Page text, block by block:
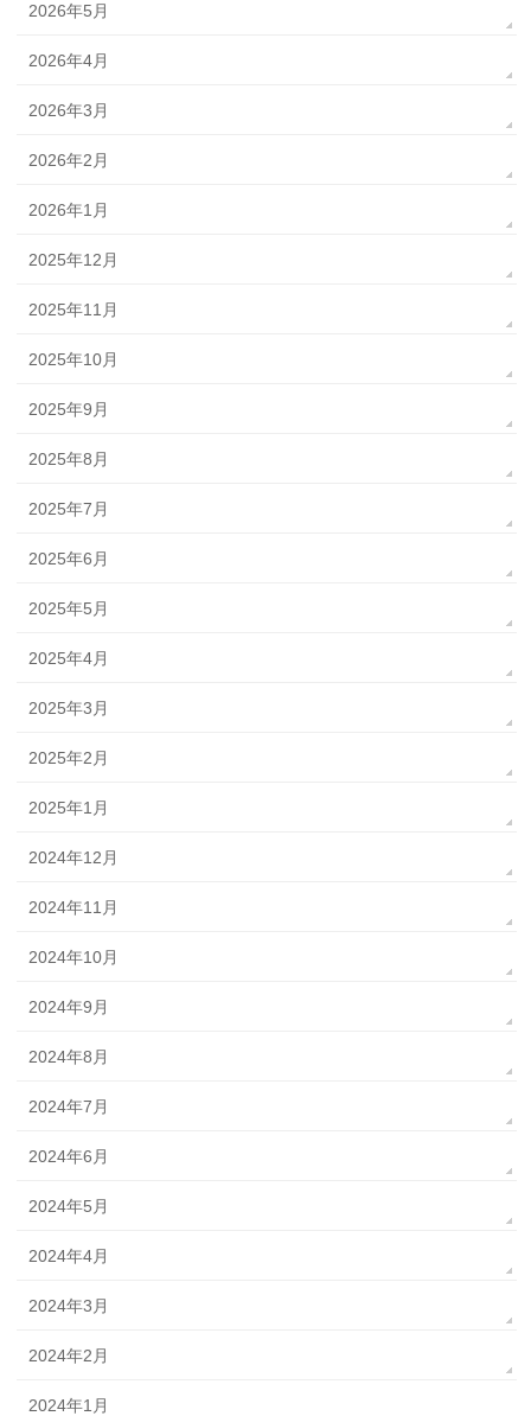
2026年5月
2026年4月
2026年3月
2026年2月
2026年1月
2025年12月
2025年11月
2025年10月
2025年9月
2025年8月
2025年7月
2025年6月
2025年5月
2025年4月
2025年3月
2025年2月
2025年1月
2024年12月
2024年11月
2024年10月
2024年9月
2024年8月
2024年7月
2024年6月
2024年5月
2024年4月
2024年3月
2024年2月
2024年1月